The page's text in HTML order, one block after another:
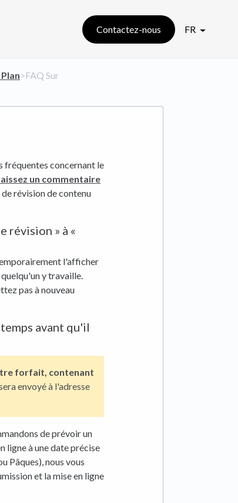
Contactez-nous FR
​>​ FAQ Sur
fréquentes concernant le
un commentaire
révision de contenu
révision » à «
l'afficher
y travaille.
pas à nouveau
avant qu'il
forfait, contenant
envoyé à l'adresse
de prévoir un
ligne à une date précise
Pâques), nous vous
et la mise en ligne